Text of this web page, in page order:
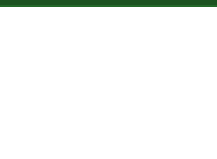
Skip to main content